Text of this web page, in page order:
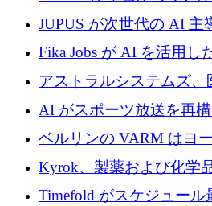
めに43万ポンドを確保
リジェンスを拡張するた
JUPUS が次世代の AI 主
化するために 1,300 万ユ
Fika Jobs が AI を活用し
めに 400 万ドルを調達
アストラルシステムズ
素の世界的な不足に対処
ンドを調達
AI がスポーツ放送を再
が 2,000 万ユーロを調達
ベルリンの VARM はヨ
を拡張するために 1,750
Kyrok、製薬および化学
に AI を導入するために
Timefold がスケジュール